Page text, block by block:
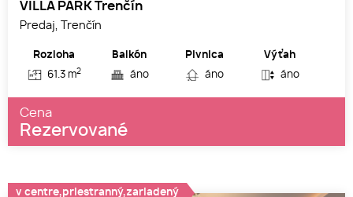
VILLA PARK Trenčín
Predaj, Trenčín
Rozloha
61.3 m2
Balkón
áno
Pivnica
áno
Výťah
áno
Cena
Rezervované
v centre,priestranný,zariadený